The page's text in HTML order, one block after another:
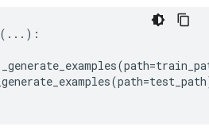
( ... ):
_generate_examples(path=
_generate_examples(path=test_path